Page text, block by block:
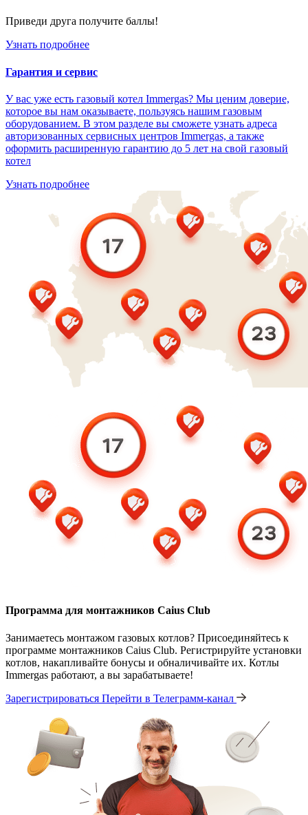
Приведи друга получите баллы!
Узнать подробнее
Гарантия и сервис
У вас уже есть газовый котел Immergas? Мы ценим доверие,
которое вы нам оказываете, пользуясь нашим газовым
оборудованием. В этом разделе вы сможете узнать адреса
авторизованных сервисных центров Immergas, а также
оформить расширенную гарантию до 5 лет на свой газовый
котел
Узнать подробнее
Программа для монтажников Caius Club
Занимаетесь монтажом газовых котлов? Присоединяйтесь к
программе монтажников Caius Club. Регистрируйте установки
котлов, накапливайте бонусы и обналичивайте их. Котлы
Immergas работают, а вы зарабатываете!
Зарегистрироваться Перейти в Телеграмм-канал